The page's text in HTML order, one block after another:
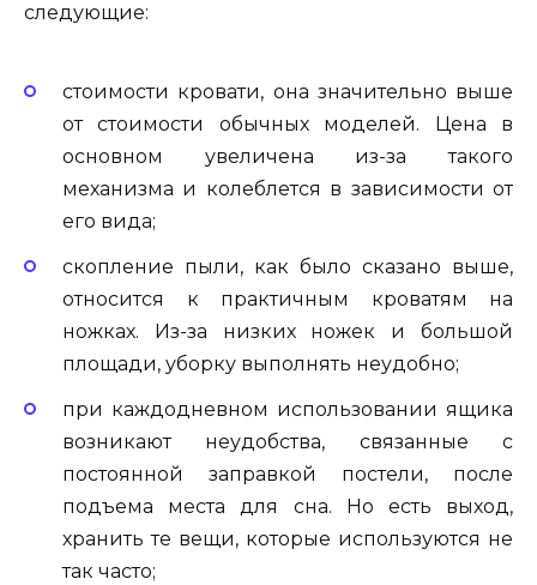
следующие:
стоимости кровати, она значительно выше
от стоимости обычных моделей. Цена в
основном увеличена из-за такого
механизма и колеблется в зависимости от
его вида;
скопление пыли, как было сказано выше,
относится к практичным кроватям на
ножках. Из-за низких ножек и большой
площади, уборку выполнять неудобно;
при каждодневном использовании ящика
возникают неудобства, связанные с
постоянной заправкой постели, после
подъема места для сна. Но есть выход,
хранить те вещи, которые используются не
так часто;